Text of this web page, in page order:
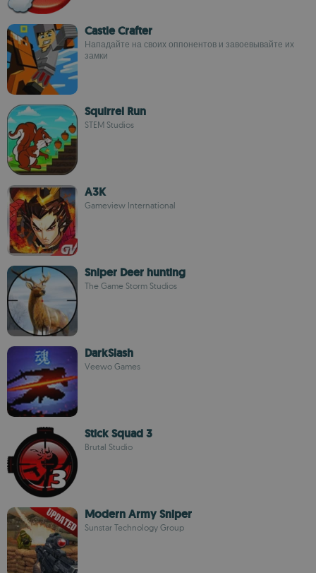
Castle Crafter
Нападайте на своих оппонентов и завоевывайте их
замки
Squirrel Run
STEM Studios
A3K
Gameview International
Sniper Deer hunting
The Game Storm Studios
DarkSlash
Veewo Games
Stick Squad 3
Brutal Studio
Modern Army Sniper
Sunstar Technology Group